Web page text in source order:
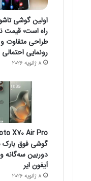
اولین گوشی
راه است؛ قیمت
طراحی متفاوت
رونمایی احتمالی
8 ژانویه 2026
گوشی فوق بارک
دوربین سه‌گانه
آیفون ایر
8 ژانویه 2026